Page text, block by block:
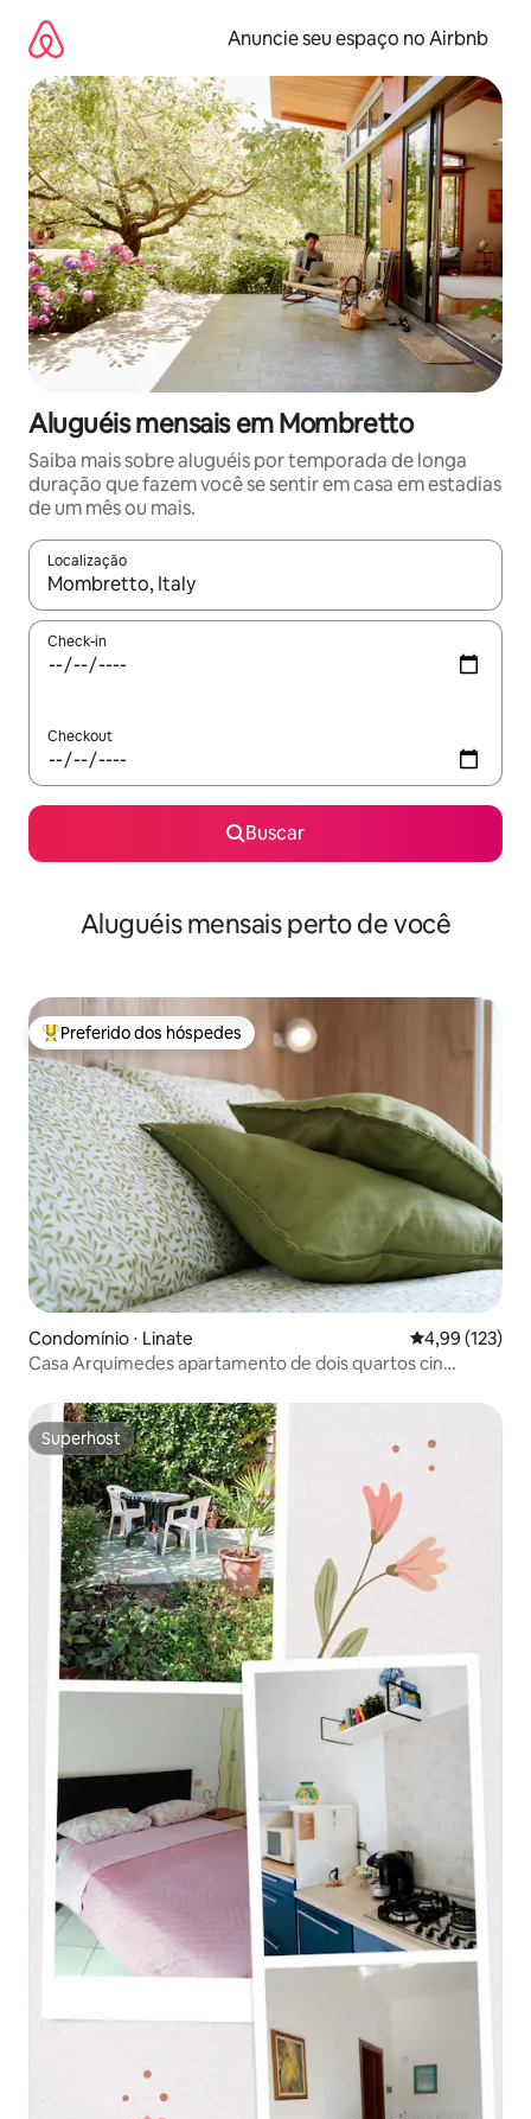
para
conteúdo
Anuncie seu espaço no Airbnb
Aluguéis mensais em Mombretto
Saiba mais sobre aluguéis por temporada de longa
duração que fazem você se sentir em casa em estadias
de um mês ou mais.
Localização
Quando os resultados estiverem disponíveis, explore-os
Check-in
Checkout
Buscar
Aluguéis mensais perto de você
Entre os melhores preferidos dos hóspedes
Preferido dos hóspedes
Condomínio ⋅ Linate 4,99 de uma
4,99 (123)
Casa Arquimedes apartamento de dois quartos cin
Superhost
Superhost